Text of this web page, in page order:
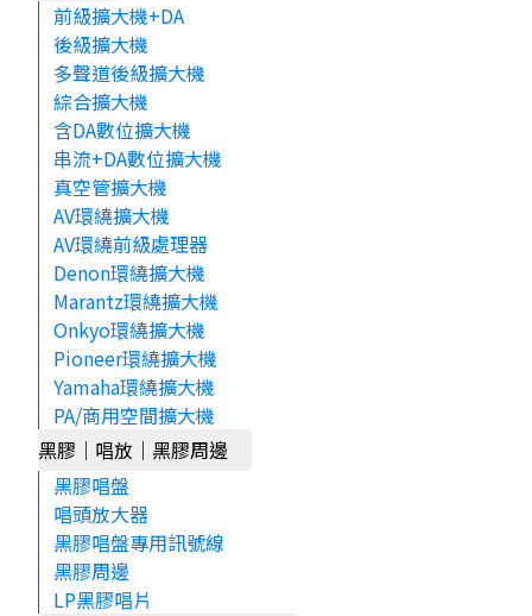
前級擴大機+DA
後級擴大機
多聲道後級擴大機
綜合擴大機
含DA數位擴大機
串流+DA數位擴大機
真空管擴大機
AV環繞擴大機
AV環繞前級處理器
Denon環繞擴大機
Marantz環繞擴大機
Onkyo環繞擴大機
Pioneer環繞擴大機
Yamaha環繞擴大機
PA/商用空間擴大機
黑膠｜唱放｜黑膠周邊
黑膠唱盤
唱頭放大器
黑膠唱盤專用訊號線
黑膠周邊
LP黑膠唱片